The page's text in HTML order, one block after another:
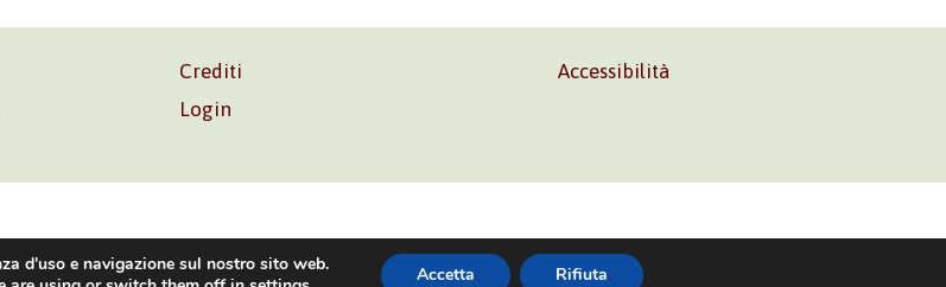
Crediti
Login
Accessibilità
d'uso e navigazione sul nostro sito web.
Accetta Rifiuta